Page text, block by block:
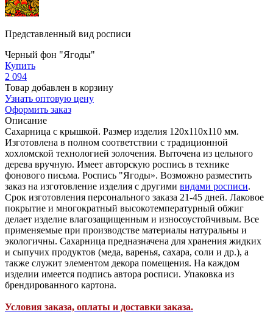
Представленный вид росписи
Черный фон "Ягоды"
Купить
2 094
Товар добавлен в корзину
Узнать оптовую цену
Оформить заказ
Описание
Сахарница с крышкой. Размер изделия 120х110х110 мм.
Изготовлена в полном соответствии с традиционной
хохломской технологией золочения. Выточена из цельного
дерева вручную. Имеет авторскую роспись в технике
фонового письма. Роспись "Ягоды». Возможно разместить
заказ на изготовление изделия с другими видами росписи.
Срок изготовления персонального заказа 21-45 дней. Лаковое
покрытие и многократный высокотемпературный обжиг
делает изделие влагозащищенным и износоустойчивым. Все
применяемые при производстве материалы натуральны и
экологичны. Сахарница предназначена для хранения жидких
и сыпучих продуктов (меда, варенья, сахара, соли и др.), а
также служит элементом декора помещения. На каждом
изделии имеется подпись автора росписи. Упаковка из
брендированного картона.
Условия заказа, оплаты и доставки заказа.